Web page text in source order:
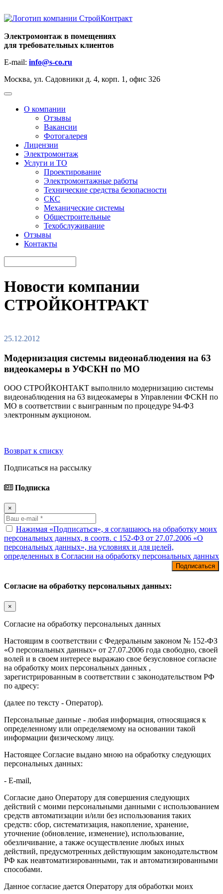
Электромонтаж в помещениях
для требовательных клиентов
E-mail: info@s-co.ru
Москва, ул. Садовники д. 4, корп. 1, офис 326
О компании
Отзывы
Вакансии
Фотогалерея
Лицензии
Электромонтаж
Услуги и ТО
Проектирование
Электромонтажные работы
Технические средства безопасности
СКС
Механические системы
Общестроительные
Техобслуживание
Отзывы
Контакты
Новости компании
СТРОЙКОНТРАКТ
25.12.2012
Модернизация системы видеонаблюдения на 63
видеокамеры в УФСКН по МО
ООО СТРОЙКОНТАКТ выполнило модернизацию системы
видеонаблюдения на 63 видеокамеры в Управлении ФСКН по
МО в соответствии с выигранным по процедуре 94-ФЗ
электронным аукционом.
Возврат к списку
Подписаться на рассылку
Подписка
×
Нажимая «Подписаться», я соглашаюсь на обработку моих
персональных данных, в соотв. с 152-ФЗ от 27.07.2006 «О
персональных данных», на условиях и для целей,
определенных в Согласии на обработку персональных данных
Согласие на обработку персональных данных:
×
Согласие на обработку персональных данных
Настоящим в соответствии с Федеральным законом № 152-ФЗ
«О персональных данных» от 27.07.2006 года свободно, своей
волей и в своем интересе выражаю свое безусловное согласие
на обработку моих персональных данных ,
зарегистрированным в соответствии с законодательством РФ
по адресу:
(далее по тексту - Оператор).
Персональные данные - любая информация, относящаяся к
определенному или определяемому на основании такой
информации физическому лицу.
Настоящее Согласие выдано мною на обработку следующих
персональных данных:
- E-mail,
Согласие дано Оператору для совершения следующих
действий с моими персональными данными с использованием
средств автоматизации и/или без использования таких
средств: сбор, систематизация, накопление, хранение,
уточнение (обновление, изменение), использование,
обезличивание, а также осуществление любых иных
действий, предусмотренных действующим законодательством
РФ как неавтоматизированными, так и автоматизированными
способами.
Данное согласие дается Оператору для обработки моих